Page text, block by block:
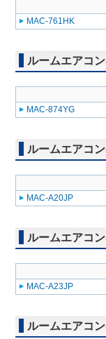
MAC-761HK
ルームエアコ
MAC-874YG
ルームエアコ
MAC-A20JP
ルームエアコ
MAC-A23JP
ルームエアコ